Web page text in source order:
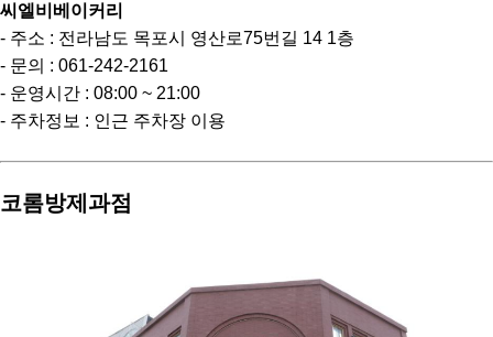
씨엘비베이커리
- 주소 : 전라남도 목포시 영산로75번길 14 1층
- 문의 : 061-242-2161
- 운영시간 : 08:00 ~ 21:00
- 주차정보 : 인근 주차장 이용
코롬방제과점